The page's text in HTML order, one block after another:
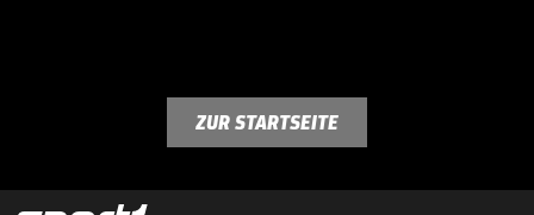
ZUR STARTSEITE